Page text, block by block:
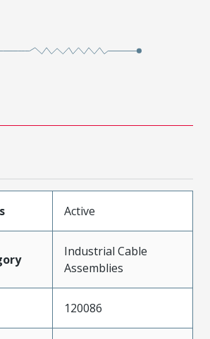
Active
Industrial Cable
Assemblies
120086